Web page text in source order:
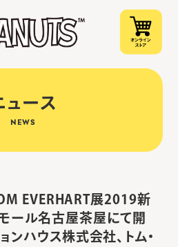
ュース
NEWS
EVERHART展2019新
ール名古屋茶屋にて開
ンハウス株式会社、トム・